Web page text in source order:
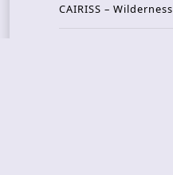
CAIRISS – Wilderness